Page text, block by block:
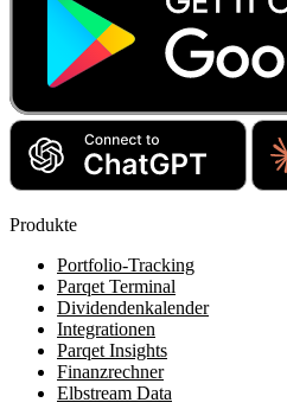
Produkte
Portfolio-Tracking
Parqet Terminal
Dividendenkalender
Integrationen
Parqet Insights
Finanzrechner
Elbstream Data